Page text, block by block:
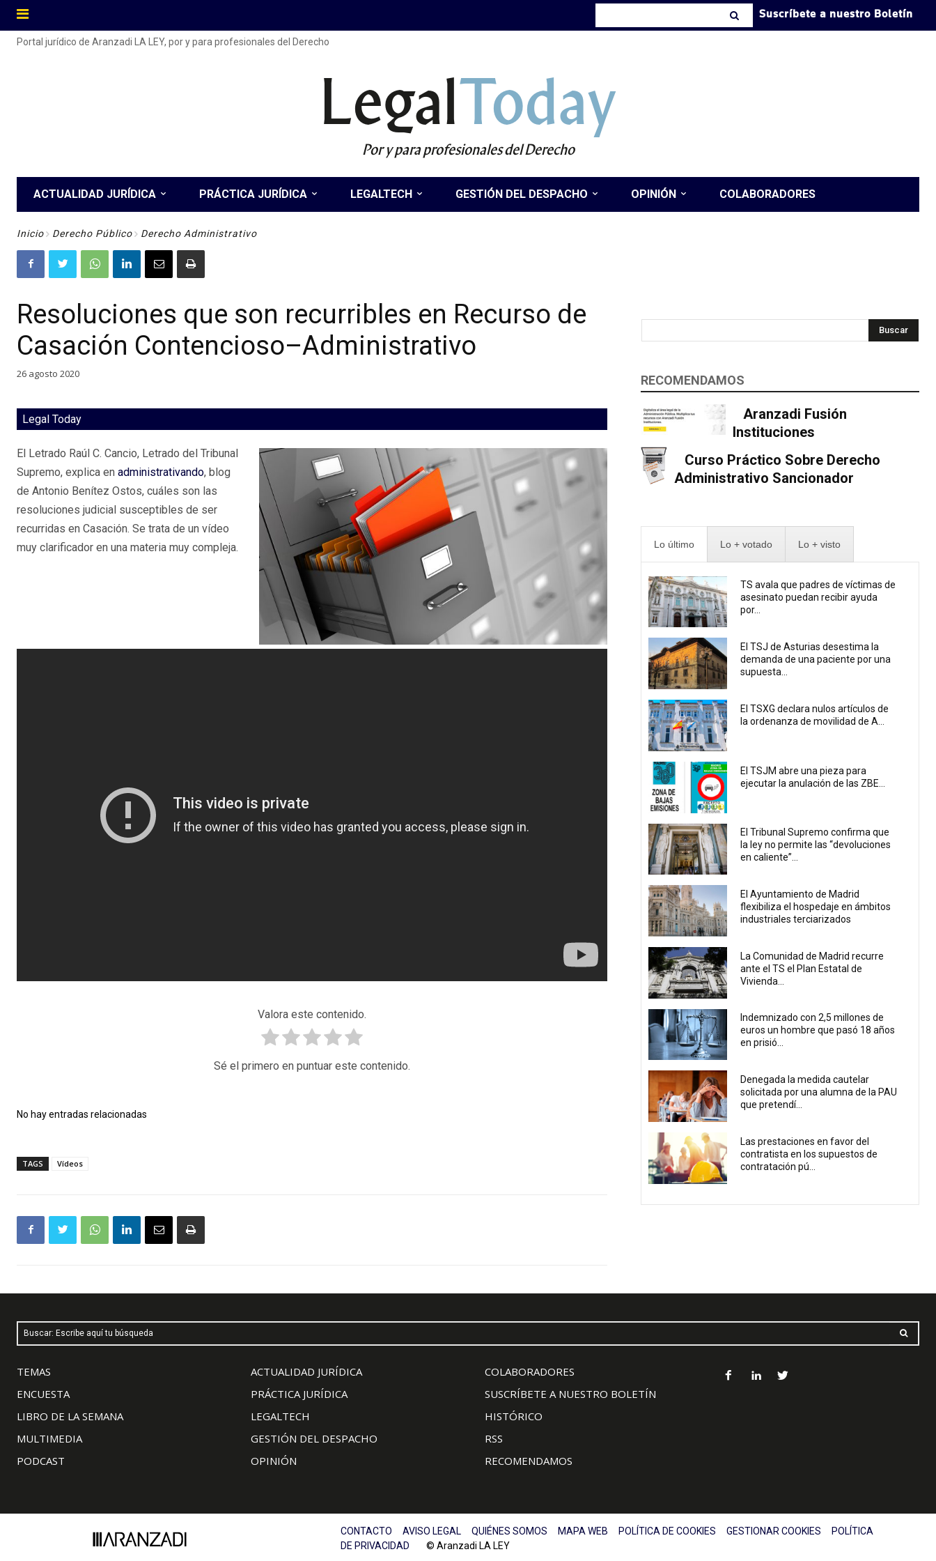
Suscríbete a nuestro Boletín
Portal jurídico de Aranzadi LA LEY, por y para profesionales del Derecho
LegalToday
Por y para profesionales del Derecho
ACTUALIDAD JURÍDICA PRÁCTICA JURÍDICA LEGALTECH GESTIÓN DEL DESPACHO OPINIÓN COLABORADORES
Inicio Derecho Público Derecho Administrativo
Resoluciones que son recurribles en Recurso de
Casación Contencioso–Administrativo
26 agosto 2020
Legal Today
El Letrado Raúl C. Cancio, Letrado del Tribunal
Supremo, explica en administrativando, blog
de Antonio Benítez Ostos, cuáles son las
resoluciones judicial susceptibles de ser
recurridas en Casación. Se trata de un vídeo
muy clarificador en una materia muy compleja.
Valora este contenido.
Sé el primero en puntuar este contenido.
No hay entradas relacionadas
TAGS Vídeos
Buscar
RECOMENDAMOS
Aranzadi Fusión
Instituciones
Curso Práctico Sobre Derecho
Administrativo Sancionador
Lo último Lo + votado Lo + visto
TS avala que padres de víctimas de
asesinato puedan recibir ayuda
por...
El TSJ de Asturias desestima la
demanda de una paciente por una
supuesta...
El TSXG declara nulos artículos de
la ordenanza de movilidad de A...
El TSJM abre una pieza para
ejecutar la anulación de las ZBE...
El Tribunal Supremo confirma que
la ley no permite las “devoluciones
en caliente”...
El Ayuntamiento de Madrid
flexibiliza el hospedaje en ámbitos
industriales terciarizados
La Comunidad de Madrid recurre
ante el TS el Plan Estatal de
Vivienda...
Indemnizado con 2,5 millones de
euros un hombre que pasó 18 años
en prisió...
Denegada la medida cautelar
solicitada por una alumna de la PAU
que pretendí...
Las prestaciones en favor del
contratista en los supuestos de
contratación pú...
Buscar: Escribe aquí tu búsqueda
TEMAS
ENCUESTA
LIBRO DE LA SEMANA
MULTIMEDIA
PODCAST
ACTUALIDAD JURÍDICA
PRÁCTICA JURÍDICA
LEGALTECH
GESTIÓN DEL DESPACHO
OPINIÓN
COLABORADORES
SUSCRÍBETE A NUESTRO BOLETÍN
HISTÓRICO
RSS
RECOMENDAMOS
CONTACTO AVISO LEGAL QUIÉNES SOMOS MAPA WEB POLÍTICA DE COOKIES GESTIONAR COOKIES
POLÍTICA
DE PRIVACIDAD © Aranzadi LA LEY